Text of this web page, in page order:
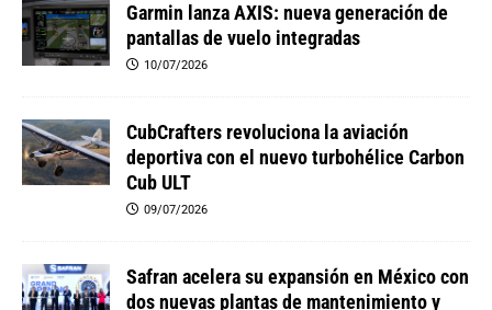
Garmin lanza AXIS: nueva generación de
pantallas de vuelo integradas
10/07/2026
CubCrafters revoluciona la aviación
deportiva con el nuevo turbohélice Carbon
Cub ULT
09/07/2026
Safran acelera su expansión en México con
dos nuevas plantas de mantenimiento y